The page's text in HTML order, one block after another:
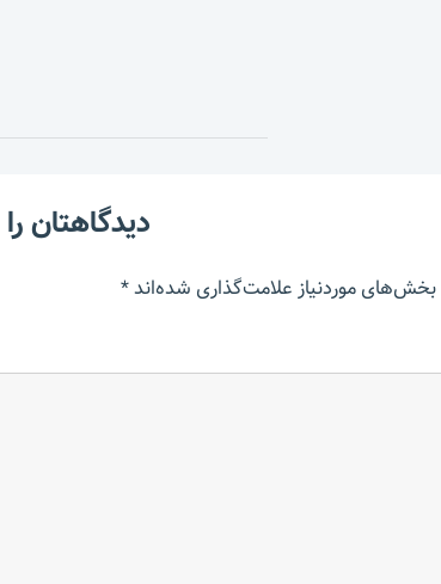
دیدگاهتان
بخش‌های موردنیاز علامت‌گذاری شده‌اند*